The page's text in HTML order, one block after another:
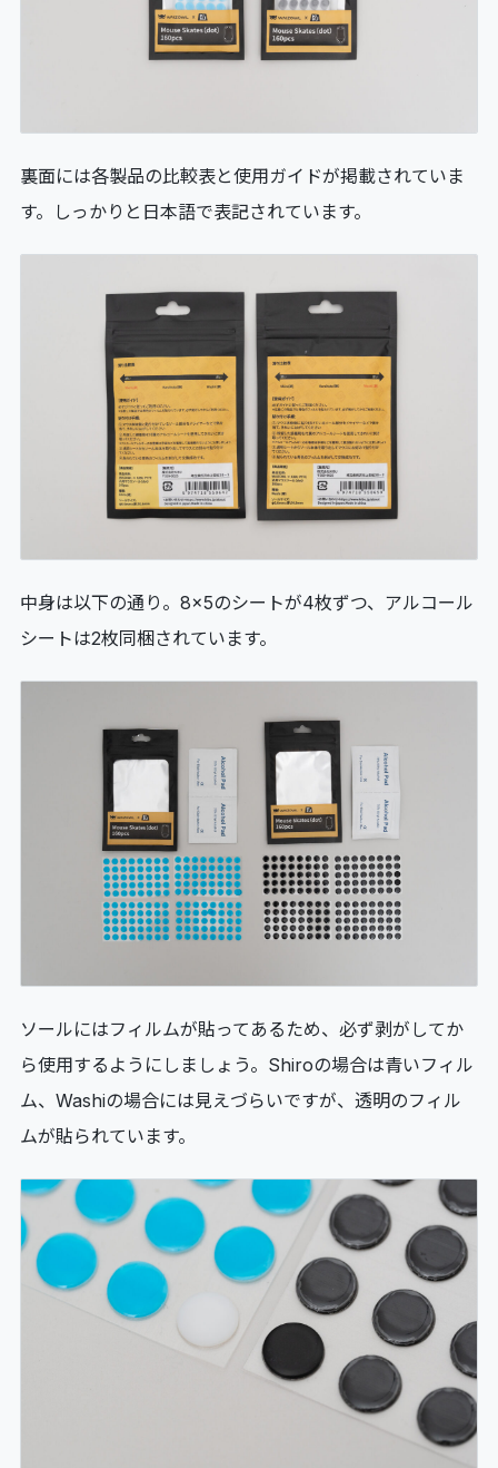
裏面には各製品の比較表と使用ガイドが掲載されていま
す。しっかりと日本語で表記されています。
中身は以下の通り。8×5のシートが4枚ずつ、アルコール
シートは2枚同梱されています。
ソールにはフィルムが貼ってあるため、必ず剥がしてか
ら使用するようにしましょう。Shiroの場合は青いフィル
ム、Washiの場合には見えづらいですが、透明のフィル
ムが貼られています。